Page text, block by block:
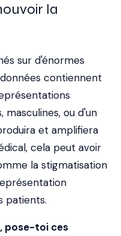
la
sur d'énormes
contiennent
ou d'un
et amplifiera
cela peut avoir
la stigmatisation
patients.
pose-toi ces